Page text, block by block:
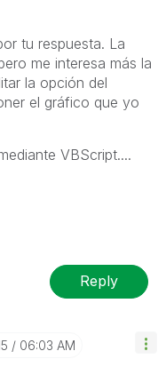
tu respuesta. La
me interesa más la
la opción del
el gráfico que yo
VBScript....
Reply
06:03 AM